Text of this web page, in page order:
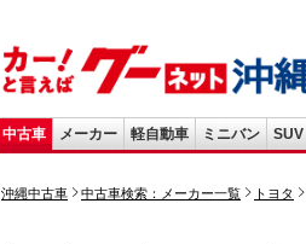
中古車 メーカー 軽自動車 ミニバン SUV
沖縄中古車 中古車検索：メーカー一覧 トヨタ